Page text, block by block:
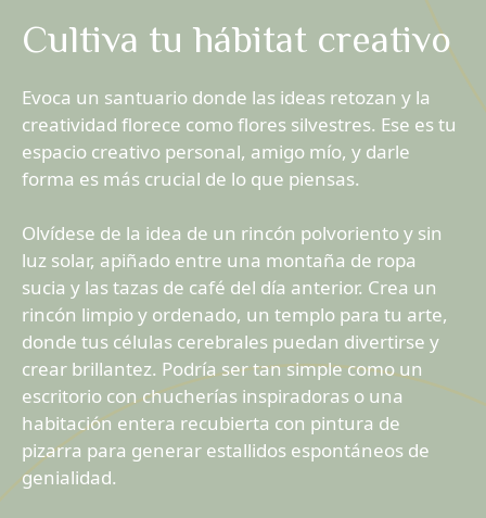
Cultiva tu hábitat creativo
Evoca un santuario donde las ideas retozan y la
creatividad florece como flores silvestres. Ese es tu
espacio creativo personal, amigo mío, y darle
forma es más crucial de lo que piensas.
Olvídese de la idea de un rincón polvoriento y sin
luz solar, apiñado entre una montaña de ropa
sucia y las tazas de café del día anterior. Crea un
rincón limpio y ordenado, un templo para tu arte,
donde tus células cerebrales puedan divertirse y
crear brillantez. Podría ser tan simple como un
escritorio con chucherías inspiradoras o una
habitación entera recubierta con pintura de
pizarra para generar estallidos espontáneos de
genialidad.